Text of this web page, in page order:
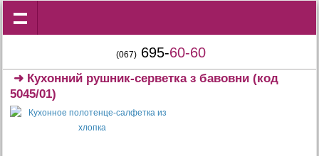
(067) 695-60-60
➜ Кухонний рушник-серветка з бавовни (код
5045/01)